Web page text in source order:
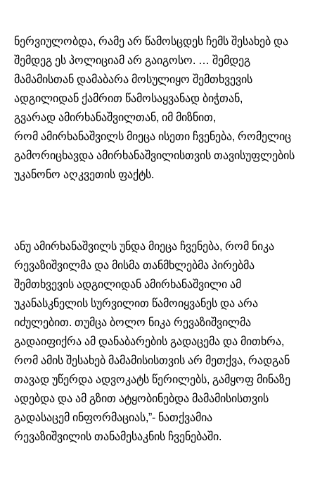
ნერვიულობდა, რამე არ წამოსცდეს ჩემს შესახებ და
შემდეგ ეს პოლიციამ არ გაიგოსო. … შემდეგ
მამამისთან დამაბარა მოსულიყო შემთხვევის
ადგილიდან ქამრით წამოსაყვანად ბიჭთან,
გვარად ამირხანაშვილთან, იმ მიზნით,
რომ ამირხანაშვილს მიეცა ისეთი ჩვენება, რომელიც
გამორიცხავდა ამირხანაშვილისთვის თავისუფლების
უკანონო აღკვეთის ფაქტს.
ანუ ამირხანაშვილს უნდა მიეცა ჩვენება, რომ ნიკა
რევაზიშვილმა და მისმა თანმხლებმა პირებმა
შემთხვევის ადგილიდან ამირხანაშვილი ამ
უკანასკნელის სურვილით წამოიყვანეს და არა
იძულებით. თუმცა ბოლო ნიკა რევაზიშვილმა
გადაიფიქრა ამ დანაბარების გადაცემა და მითხრა,
რომ ამის შესახებ მამამისისთვის არ მეთქვა, რადგან
თავად უწერდა ადვოკატს წერილებს, გამყოფ მინაზე
ადებდა და ამ გზით ატყობინებდა მამამისისთვის
გადასაცემ ინფორმაციას,”- ნათქვამია
რევაზიშვილის თანამესაკნის ჩვენებაში.